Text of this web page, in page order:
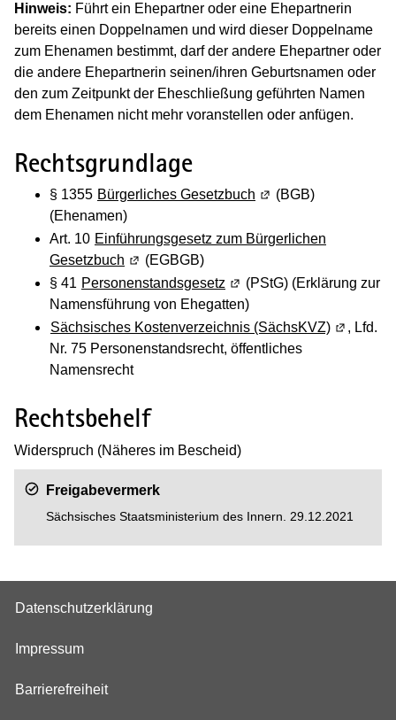
Hinweis: Führt ein Ehepartner oder eine Ehepartnerin
bereits einen Doppelnamen und wird dieser Doppelname
zum Ehenamen bestimmt, darf der andere Ehepartner oder
die andere Ehepartnerin seinen/ihren Geburtsnamen oder
den zum Zeitpunkt der Eheschließung geführten Namen
dem Ehenamen nicht mehr voranstellen oder anfügen.
Rechtsgrundlage
§ 1355 Bürgerliches Gesetzbuch (Wird in einem
(BGB)
(Ehenamen)
Art. 10 Einführungsgesetz zum Bürgerlichen
Gesetzbuch (Wird in einem neuen Fenster geöffnet)
(EGBGB)
§ 41 Personenstandsgesetz (Wird in einem neuen
(PStG) (Erklärung zur
Namensführung von Ehegatten)
Sächsisches Kostenverzeichnis (SächsKVZ) (Wird in
, Lfd.
Nr. 75 Personenstandsrecht, öffentliches
Namensrecht
Rechtsbehelf
Widerspruch (Näheres im Bescheid)
Freigabevermerk
Sächsisches Staatsministerium des Innern. 29.12.2021
Datenschutzerklärung
Impressum
Barrierefreiheit